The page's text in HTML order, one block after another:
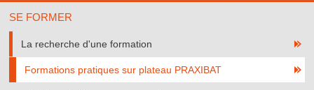
SE FORMER
La recherche d'une formation
Formations pratiques sur plateau PRAXIBAT